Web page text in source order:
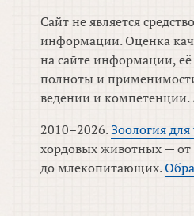
Сайт не является
информации. Оценка
на сайте информации, её
полноты и
ведении и компетенции.
2010–2026.Зоология для
хордовых животных — от
до млекопитающих.